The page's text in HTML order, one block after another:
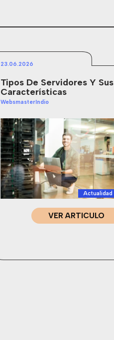
23.06.2026
Tipos De Servidores Y Sus
Características
WebsmasterIndio
Actualidad
VER ARTICULO